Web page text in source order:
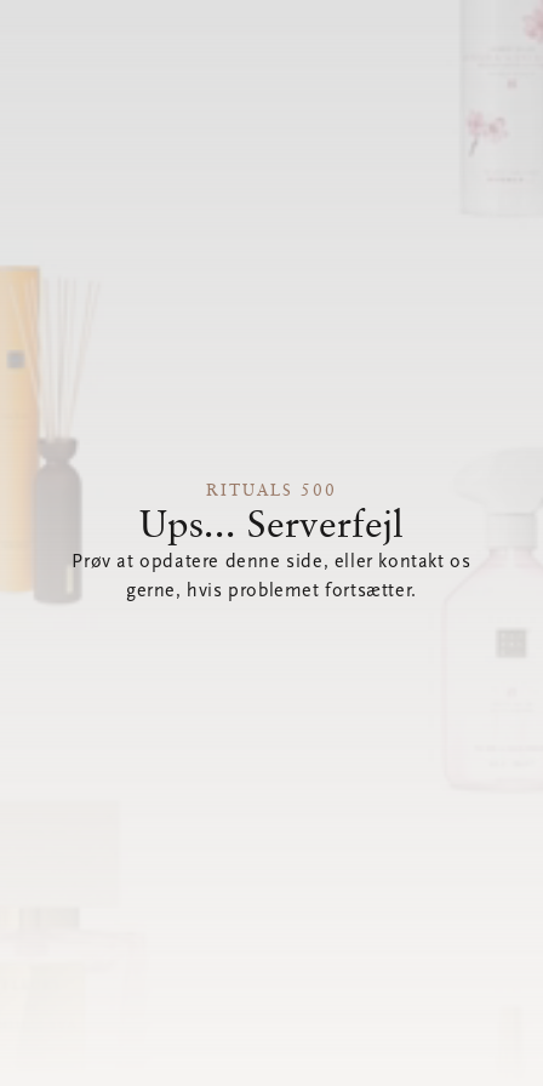
RITUALS 500
Ups... Serverfejl
Prøv at opdatere denne side, eller kontakt os
gerne, hvis problemet fortsætter.